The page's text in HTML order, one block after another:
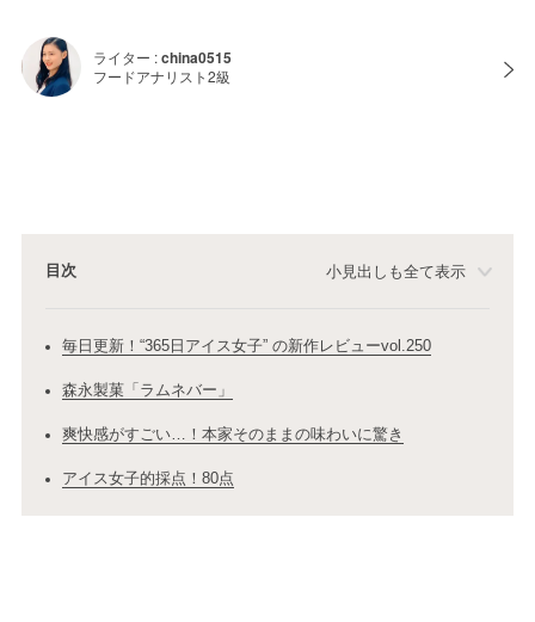
ライター :china0515
フードアナリスト2級
目次 小見出しも全て表示
毎日更新！“365日アイス女子” の新作レビューvol.250
森永製菓「ラムネバー」
爽快感がすごい…！本家そのままの味わいに驚き
アイス女子的採点！80点